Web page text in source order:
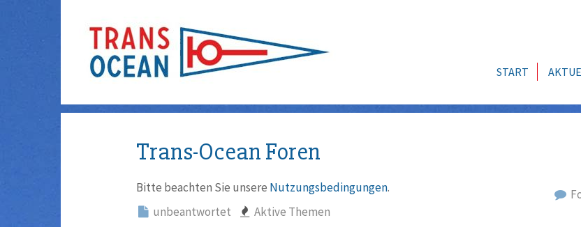
START
Trans-Ocean Foren
Bitte beachten Sie unsere Nutzungsbedingungen.
unbeantwortet
Aktive Themen